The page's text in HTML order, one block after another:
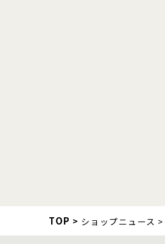
TOP ショップニュース